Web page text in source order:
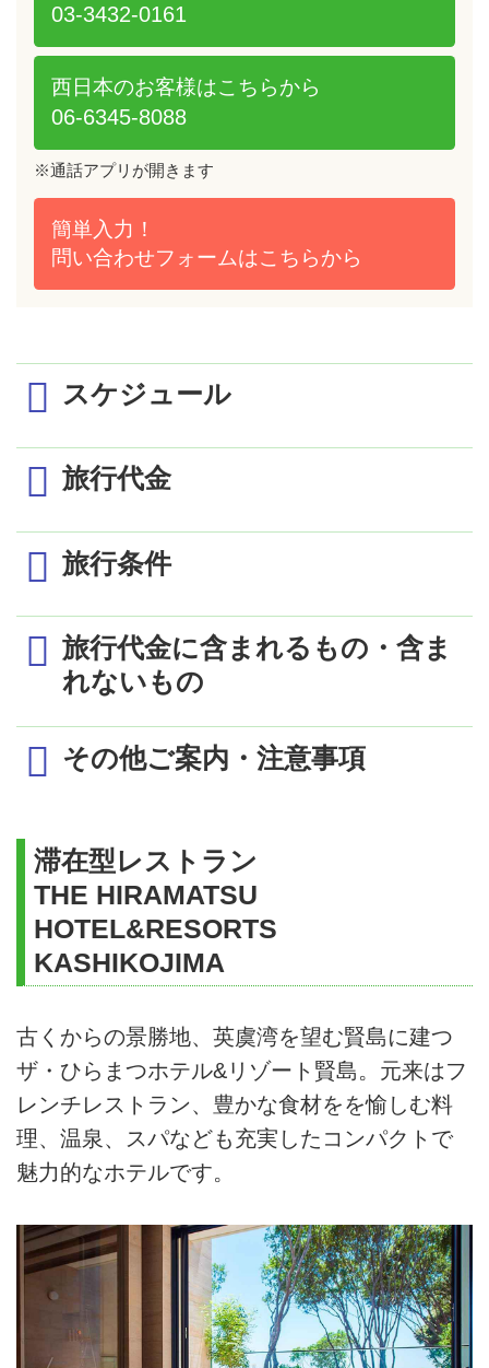
03-3432-0161
西日本のお客様はこちらから
06-6345-8088
簡単入力！
問い合わせフォームはこちらから
※通話アプリが開きます
スケジュール
1日目
近鉄名古屋駅発＝（近鉄特急）＝近鉄伊勢市駅
＜＜伊勢神宮の参拝ルート＞＞
伊勢市駅より徒歩(約7分)にて伊勢神宮（外宮）参
拝後、伊勢神宮（外宮）から三重交通バス（約20
分）にて伊勢神宮（内宮）へ→参拝後、三重交通
伊勢市駅＝（近鉄）＝近鉄賢島駅
近鉄賢島駅よりホテル送迎バス（約9分）にてホテ
三重県内の伊勢エビ、アワビ、松阪牛の高級食材
を使ったホテル自慢のフレンチをお楽しみくださ
い。
ザ・ひらまつ ホテル アンド リゾーツ賢島 泊
2日目
NEMU GOLF CLUBにて18Hプレー
プレー後、送迎タクシーにて近鉄賢島駅へ
近鉄賢島駅発＝（近鉄特急）＝近鉄名古屋駅着
旅行代金
出発日／出発曜日 日～木発 金発
土発
5/2～5/5
163,000
旅行条件
最少催行人員
2名
食事条件
朝食１回、夕食１回付
利用交通機関
近鉄特急（指定席）
旅行代金に含まれるもの・含ま
れないもの
席）
日程に記載の宿泊費・食事代・入湯税
日程に記載のゴルフプレー代(グリーンフ
ィ・諸経費・カートフィ・利用税)
三重交通バス（外宮から内宮間）
旅行代金の消費税
1名1室利用代金
現地移動費
所定の食事以外の飲食
個人的費用
その他ご案内・注意事項
滞在型レストラン
THE HIRAMATSU
HOTEL&RESORTS
KASHIKOJIMA
古くからの景勝地、英虞湾を望む賢島に建つ
ザ・ひらまつホテル&リゾート賢島。元来はフ
レンチレストラン、豊かな食材をを愉しむ料
理、温泉、スパなども充実したコンパクトで
魅力的なホテルです。